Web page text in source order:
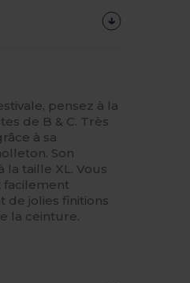
pensez à la
de B & C. Très
à sa
Son
taille XL. Vous
facilement
de jolies finitions
la ceinture.